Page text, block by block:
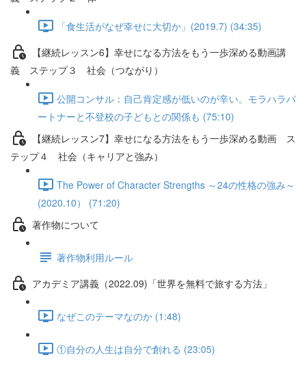
「食生活がなぜ幸せに大切か」(2019.7) (34:35)
【継続レッスン6】幸せになる方法をもう一歩深める動画講
義 ステップ３ 社会（つながり）
公開コンサル：自己肯定感が低いのが辛い。モラハラパ
ートナーと不登校の子どもとの関係も (75:10)
【継続レッスン7】幸せになる方法をもう一歩深める動画 ス
テップ４ 社会（キャリアと強み）
The Power of Character Strengths ～24の性格の強み～
(2020.10） (71:20)
著作物について
著作物利用ルール
アカデミア講義（2022.09)「世界を無料で旅する方法」
なぜこのテーマなのか (1:48)
①自分の人生は自分で創れる (23:05)